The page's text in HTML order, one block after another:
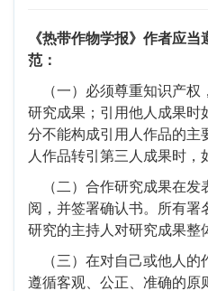
《热带作物学报》作者应
范：
（一）必须尊重知识产权
研究成果；引用他人成果时
分不能构成引用人作品的主
人作品转引第三人成果时，
（二）合作研究成果在发
阅，并签署确认书。所有署
研究的主持人对研究成果整
（三）在对自己或他人的
遵循客观、公正、准确的原